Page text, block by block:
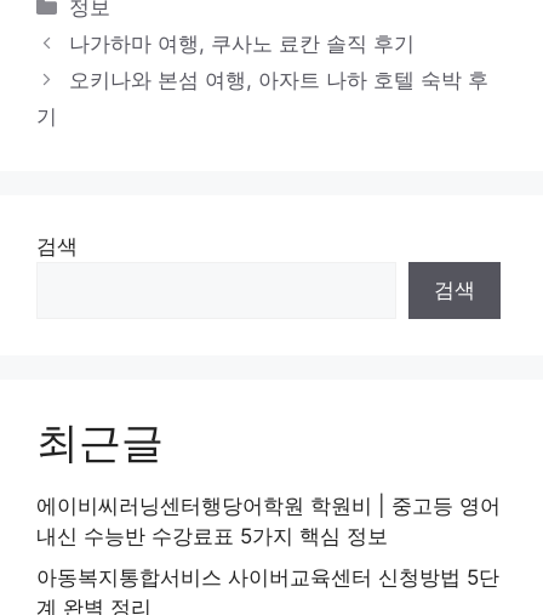
테
리
정보
나가하마 여행, 쿠사노 료칸 솔직 후기
오키나와 본섬 여행, 아자트 나하 호텔 숙박 후
기
검색
검색
최근글
에이비씨러닝센터행당어학원 학원비 | 중고등 영어
내신 수능반 수강료표 5가지 핵심 정보
아동복지통합서비스 사이버교육센터 신청방법 5단
계 완벽 정리